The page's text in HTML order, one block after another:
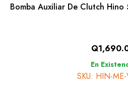
Bomba Auxiliar De Clutch
Q
En
SKU: HIN-